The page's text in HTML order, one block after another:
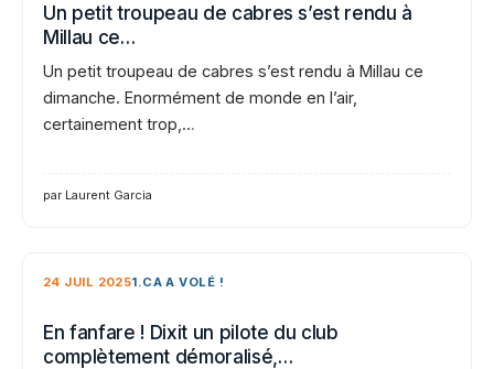
Un petit troupeau de cabres s’est rendu à
Millau ce…
Un petit troupeau de cabres s’est rendu à Millau ce
dimanche. Enormément de monde en l’air,
certainement trop,…
par Laurent Garcia
24 JUIL 20251.CA A VOLÉ !
En fanfare ! Dixit un pilote du club
complètement démoralisé,…